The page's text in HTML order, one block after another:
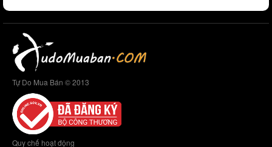
Tự Do Mua Bán © 2013
Quy chế hoạt động